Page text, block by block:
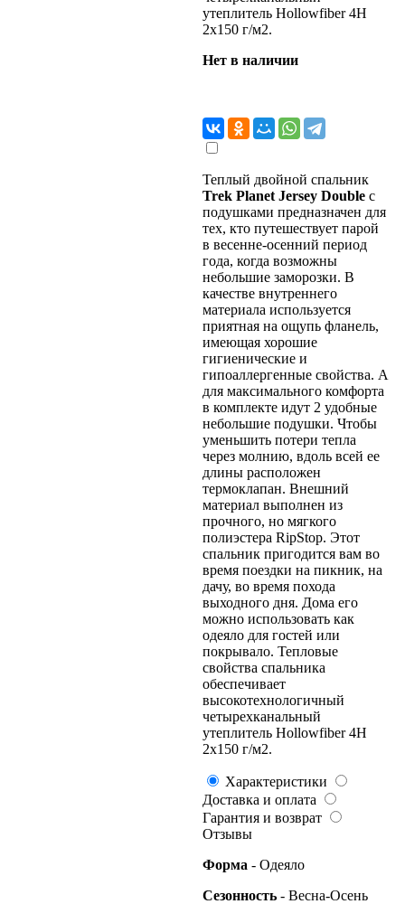
утеплитель Hollowfiber 4H
2x150 г/м2.
Нет в наличии
Теплый двойной спальник
Trek Planet Jersey Double с
подушками предназначен для
тех, кто путешествует парой
в весенне-осенний период
года, когда возможны
небольшие заморозки. В
качестве внутреннего
материала используется
приятная на ощупь фланель,
имеющая хорошие
гигиенические и
гипоаллергенные свойства. А
для максимального комфорта
в комплекте идут 2 удобные
небольшие подушки. Чтобы
уменьшить потери тепла
через молнию, вдоль всей ее
длины расположен
термоклапан. Внешний
материал выполнен из
прочного, но мягкого
полиэстера RipStop. Этот
спальник пригодится вам во
время поездки на пикник, на
дачу, во время похода
выходного дня. Дома его
можно использовать как
одеяло для гостей или
покрывало. Тепловые
свойства спальника
обеспечивает
высокотехнологичный
четырехканальный
утеплитель Hollowfiber 4H
2x150 г/м2.
Характеристики
Доставка и оплата
Гарантия и возврат
Отзывы
Форма - Одеяло
Сезонность - Весна-Осень